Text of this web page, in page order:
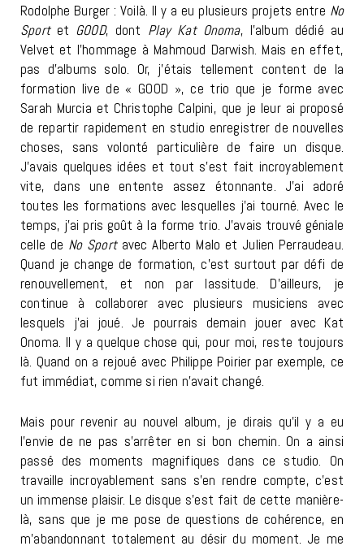
Rodolphe Burger : Voilà. Il y a eu plusieurs projets entre No
Sportet GOOD, dont Play Kat Onoma, l’album dédié au
Velvet et l’hommage à Mahmoud Darwish. Mais en effet,
pas d’albums solo. Or, j’étais tellement content de la
formation live de « GOOD », ce trio que je forme avec
Sarah Murcia et Christophe Calpini, que je leur ai proposé
de repartir rapidement en studio enregistrer de nouvelles
choses, sans volonté particulière de faire un disque.
J’avais quelques idées et tout s’est fait incroyablement
vite, dans une entente assez étonnante. J’ai adoré
toutes les formations avec lesquelles j’ai tourné. Avec le
temps, j’ai pris goût à la forme trio. J’avais trouvé géniale
celle de No Sportavec Alberto Malo et Julien Perraudeau.
Quand je change de formation, c’est surtout par défi de
renouvellement, et non par lassitude. D’ailleurs, je
continue à collaborer avec plusieurs musiciens avec
lesquels j’ai joué. Je pourrais demain jouer avec Kat
Onoma. Il y a quelque chose qui, pour moi, reste toujours
là. Quand on a rejoué avec Philippe Poirier par exemple, ce
fut immédiat, comme si rien n’avait changé.
Mais pour revenir au nouvel album, je dirais qu’il y a eu
l’envie de ne pas s’arrêter en si bon chemin. On a ainsi
passé des moments magnifiques dans ce studio. On
travaille incroyablement sans s’en rendre compte, c’est
un immense plaisir. Le disque s’est fait de cette manière-
là, sans que je me pose de questions de cohérence, en
m’abandonnant totalement au désir du moment. Je me